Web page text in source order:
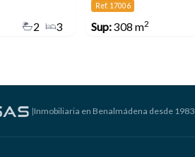
3
2
Ref. 17006
Sup:308 m2
|Inmobiliaria en Benalmádena desde 1983